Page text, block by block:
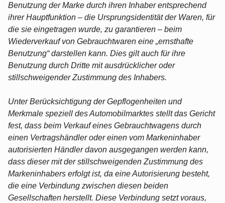
Benutzung der Marke durch ihren Inhaber entsprechend
ihrer Hauptfunktion – die Ursprungsidentität der Waren, für
die sie eingetragen wurde, zu garantieren – beim
Wiederverkauf von Gebrauchtwaren eine „ernsthafte
Benutzung“ darstellen kann. Dies gilt auch für ihre
Benutzung durch Dritte mit ausdrücklicher oder
stillschweigender Zustimmung des Inhabers.
Unter Berücksichtigung der Gepflogenheiten und
Merkmale speziell des Automobilmarktes stellt das Gericht
fest, dass beim Verkauf eines Gebrauchtwagens durch
einen Vertragshändler oder einen vom Markeninhaber
autorisierten Händler davon ausgegangen werden kann,
dass dieser mit der stillschweigenden Zustimmung des
Markeninhabers erfolgt ist, da eine Autorisierung besteht,
die eine Verbindung zwischen diesen beiden
Gesellschaften herstellt. Diese Verbindung setzt voraus,